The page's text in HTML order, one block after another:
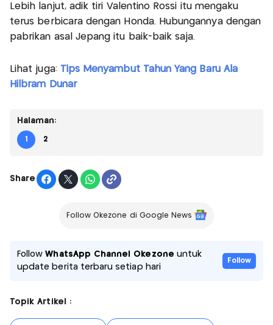
Lebih lanjut, adik tiri Valentino Rossi itu mengaku
terus berbicara dengan Honda. Hubungannya dengan
pabrikan asal Jepang itu baik-baik saja.
Lihat juga: Tips Menyambut Tahun Yang Baru Ala
Hilbram Dunar
Halaman:
1 2
Share
Follow Okezone di Google News
FollowWhatsApp Channel Okezone untuk
update berita terbaru setiap hari
Follow
Topik Artikel :